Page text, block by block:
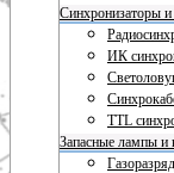
Синхронизаторы и
ИК
TTL
Запасные лампы и